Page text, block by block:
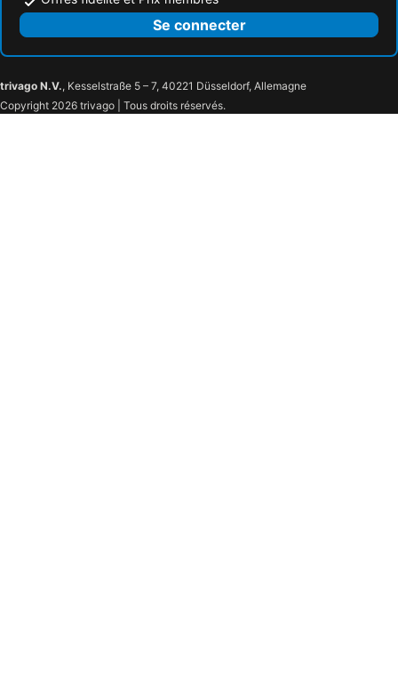
Se connecter
trivago N.V., Kesselstraße 5 – 7, 40221 Düsseldorf, Allemagne
Copyright 2026 trivago | Tous droits réservés.